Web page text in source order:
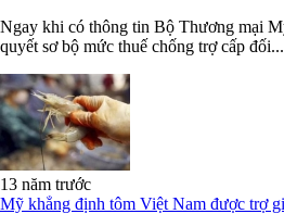
Ngay khi có thông tin Bộ Thương mại
quyết sơ bộ mức thuế chống trợ cấp đối...
13 năm trước
Mỹ khẳng định tôm Việt Nam được trợ